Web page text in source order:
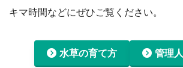
キマ時間などにぜひご覧ください。
水草の育て方 管理